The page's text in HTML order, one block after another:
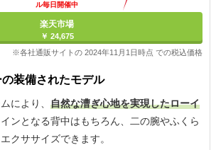
ル毎日開催中
楽天市場
￥ 24,675
※各社通販サイトの 2024年11月1日時点 での税込価格
装備されたモデル
により、 自然な漕ぎ心地を実現したローイ
ンとなる背中はもちろん、二の腕やふくら
クササイズできます。